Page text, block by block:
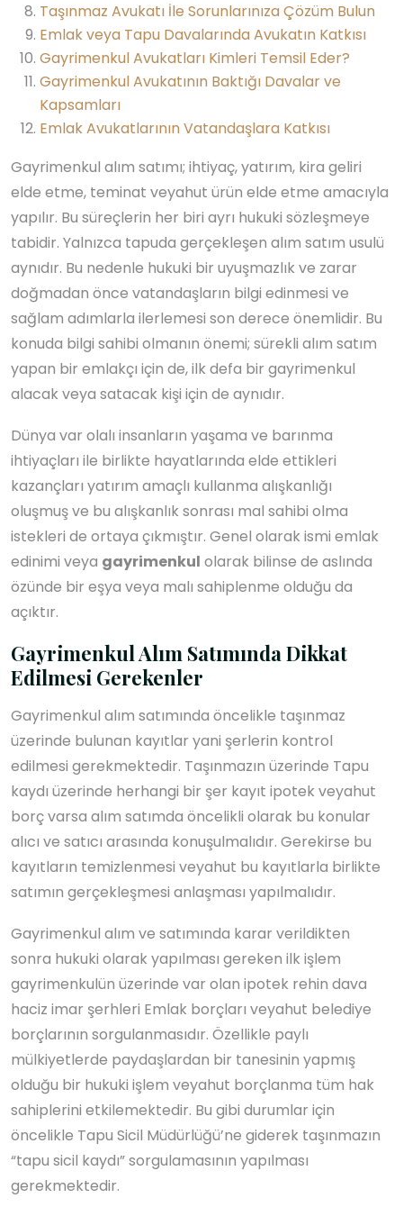
Taşınmaz Avukatı İle Sorunlarınıza Çözüm Bulun
Emlak veya Tapu Davalarında Avukatın Katkısı
Gayrimenkul Avukatları Kimleri Temsil Eder?
Gayrimenkul Avukatının Baktığı Davalar ve
Kapsamları
Emlak Avukatlarının Vatandaşlara Katkısı
Gayrimenkul alım satımı; ihtiyaç, yatırım, kira geliri
elde etme, teminat veyahut ürün elde etme amacıyla
yapılır. Bu süreçlerin her biri ayrı hukuki sözleşmeye
tabidir. Yalnızca tapuda gerçekleşen alım satım usulü
aynıdır. Bu nedenle hukuki bir uyuşmazlık ve zarar
doğmadan önce vatandaşların bilgi edinmesi ve
sağlam adımlarla ilerlemesi son derece önemlidir. Bu
konuda bilgi sahibi olmanın önemi; sürekli alım satım
yapan bir emlakçı için de, ilk defa bir gayrimenkul
alacak veya satacak kişi için de aynıdır.
Dünya var olalı insanların yaşama ve barınma
ihtiyaçları ile birlikte hayatlarında elde ettikleri
kazançları yatırım amaçlı kullanma alışkanlığı
oluşmuş ve bu alışkanlık sonrası mal sahibi olma
istekleri de ortaya çıkmıştır. Genel olarak ismi emlak
edinimi veya gayrimenkul olarak bilinse de aslında
özünde bir eşya veya malı sahiplenme olduğu da
açıktır.
Gayrimenkul Alım Satımında Dikkat
Edilmesi Gerekenler
Gayrimenkul alım satımında öncelikle taşınmaz
üzerinde bulunan kayıtlar yani şerlerin kontrol
edilmesi gerekmektedir. Taşınmazın üzerinde Tapu
kaydı üzerinde herhangi bir şer kayıt ipotek veyahut
borç varsa alım satımda öncelikli olarak bu konular
alıcı ve satıcı arasında konuşulmalıdır. Gerekirse bu
kayıtların temizlenmesi veyahut bu kayıtlarla birlikte
satımın gerçekleşmesi anlaşması yapılmalıdır.
Gayrimenkul alım ve satımında karar verildikten
sonra hukuki olarak yapılması gereken ilk işlem
gayrimenkulün üzerinde var olan ipotek rehin dava
haciz imar şerhleri Emlak borçları veyahut belediye
borçlarının sorgulanmasıdır. Özellikle paylı
mülkiyetlerde paydaşlardan bir tanesinin yapmış
olduğu bir hukuki işlem veyahut borçlanma tüm hak
sahiplerini etkilemektedir. Bu gibi durumlar için
öncelikle Tapu Sicil Müdürlüğü’ne giderek taşınmazın
“tapu sicil kaydı” sorgulamasının yapılması
gerekmektedir.